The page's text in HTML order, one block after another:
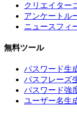
クリエイター
アンケートル
ニュースフィ
無料ツール
パスワード生
パスフレーズ
パスワード強
ユーザー名生